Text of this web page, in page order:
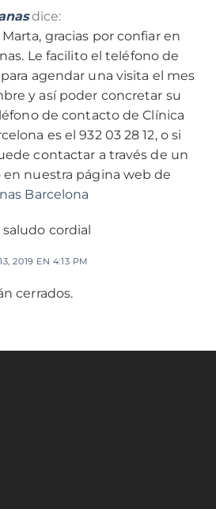
dice:
gracias por confiar en
Le facilito el teléfono de
agendar una visita el mes
y así poder concretar su
de contacto de Clínica
es el 932 03 28 12, o si
contactar a través de un
nuestra página web de
Barcelona
cordial
2019 EN 4:13 PM
cerrados.